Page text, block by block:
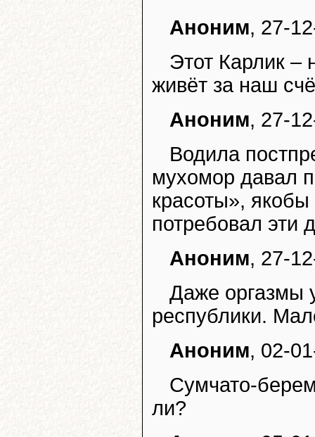
Аноним, 27-
Этот Карлик –
живёт за наш
Аноним, 27-
Водила
мухомор давал
красоты»,
потребовал эти
Аноним, 27-
Даже оргазмы
республики.
Аноним, 02-
Сумчато-
ли?